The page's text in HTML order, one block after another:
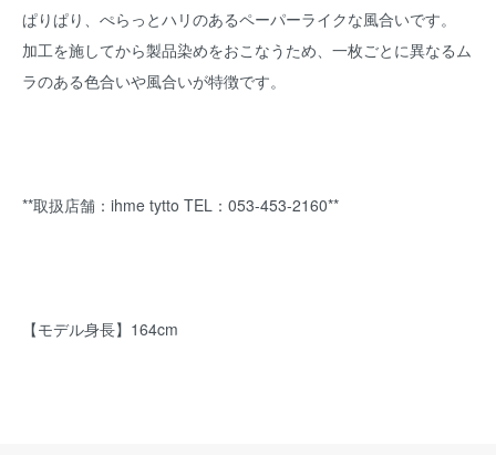
ぱりぱり、ぺらっとハリのあるペーパーライクな風合いです。
加工を施してから製品染めをおこなうため、一枚ごとに異なるム
ラのある色合いや風合いが特徴です。
**取扱店舗：ihme tytto TEL：053-453-2160**
【モデル身長】164cm